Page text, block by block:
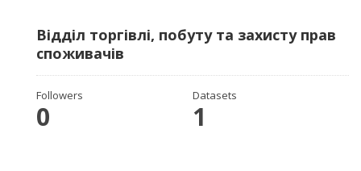
Відділ торгівлі, побуту та захисту прав
споживачів
Followers
0
Datasets
1